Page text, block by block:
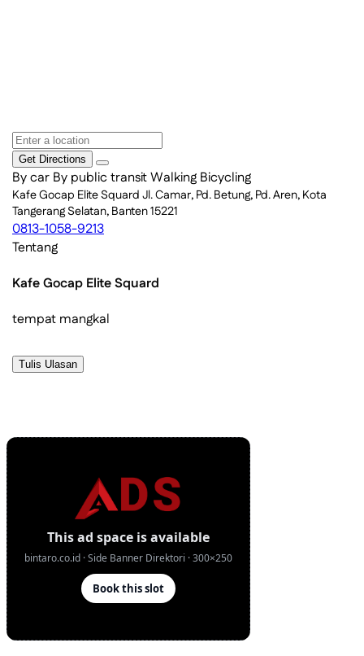
Get Directions
By car By public transitWalking Bicycling
Kafe Gocap Elite Squard Jl. Camar, Pd. Betung, Pd. Aren, Kota
Tangerang Selatan, Banten 15221
0813-1058-9213
Tentang
Kafe Gocap Elite Squard
tempat mangkal
Tulis Ulasan